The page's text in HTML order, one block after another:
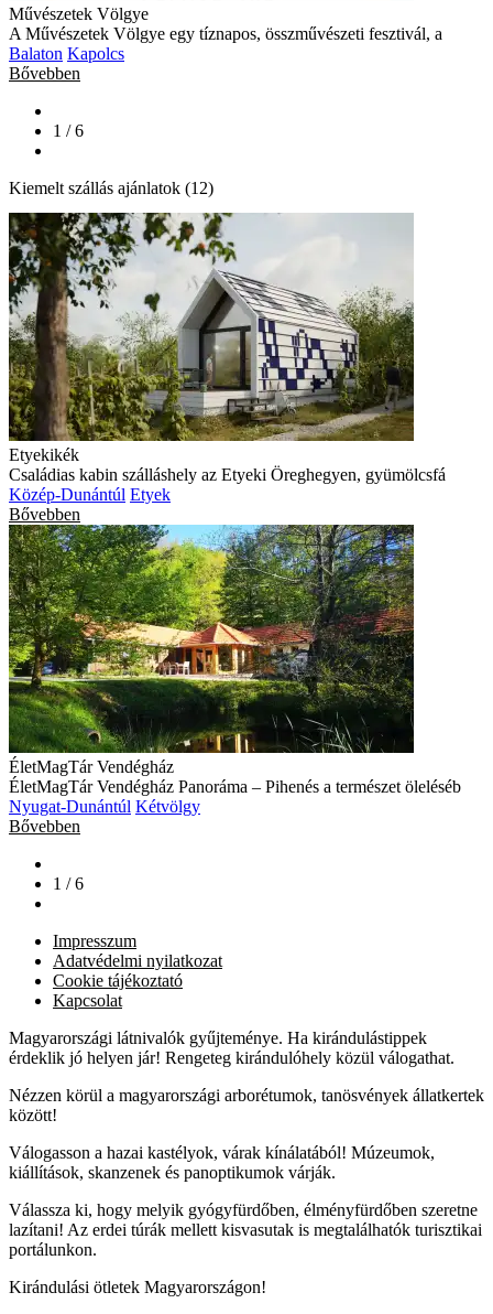
Művészetek Völgye
A Művészetek Völgye egy tíznapos, összművészeti fesztivál, a
Balaton Kapolcs
Bővebben
1 / 6
Kiemelt szállás ajánlatok (12)
Etyekikék
Családias kabin szálláshely az Etyeki Öreghegyen, gyümölcsfá
Közép-Dunántúl Etyek
Bővebben
ÉletMagTár Vendégház
ÉletMagTár Vendégház Panoráma – Pihenés a természet öleléséb
Nyugat-Dunántúl Kétvölgy
Bővebben
1 / 6
Impresszum
Adatvédelmi nyilatkozat
Cookie tájékoztató
Kapcsolat
Magyarországi látnivalók gyűjteménye. Ha kirándulástippek
érdeklik jó helyen jár! Rengeteg kirándulóhely közül válogathat.
Nézzen körül a magyarországi arborétumok, tanösvények állatkertek
között!
Válogasson a hazai kastélyok, várak kínálatából! Múzeumok,
kiállítások, skanzenek és panoptikumok várják.
Válassza ki, hogy melyik gyógyfürdőben, élményfürdőben szeretne
lazítani! Az erdei túrák mellett kisvasutak is megtalálhatók turisztikai
portálunkon.
Kirándulási ötletek Magyarországon!